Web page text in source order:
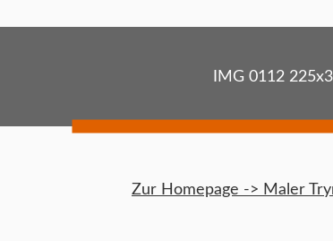
IMG 0112
Zur Homepage -> Maler